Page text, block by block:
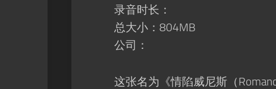
录音时长：
总大小：804MB
公司：
这张名为《情陷威尼斯（